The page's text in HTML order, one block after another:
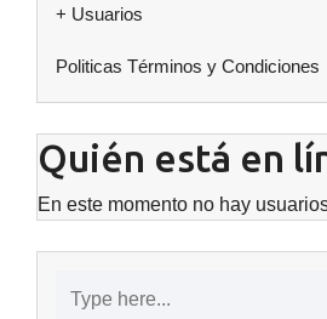
+ Usuarios
Politicas Términos y Condiciones
Quién está en
En este momento no hay